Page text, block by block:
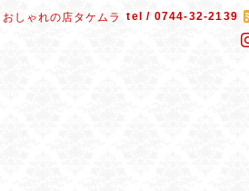
おしゃれの店タケムラ tel / 0744-32-2139